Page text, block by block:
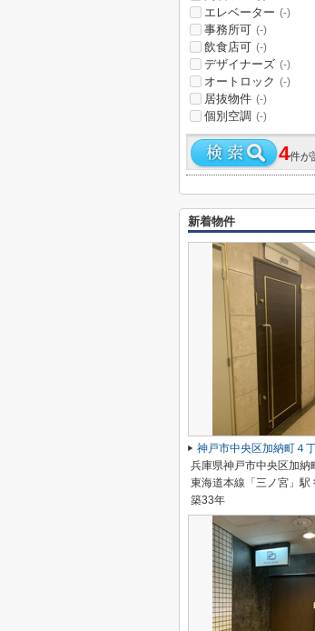
エレベーター (-)
事務所可 (-)
飲食店可 (-)
デザイナーズ (-)
オートロック (-)
居抜物件 (-)
個別空調 (-)
4件が
新着物件
兵庫県神戸市中央区加納
東海道本線「三ノ宮」駅
築33年